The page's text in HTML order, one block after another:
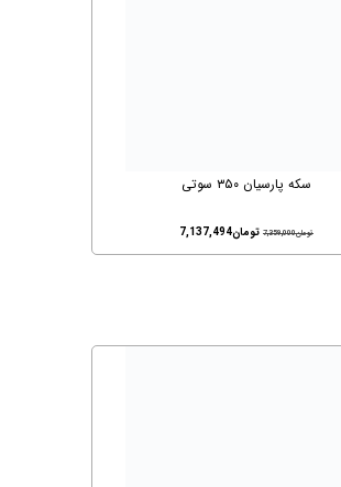
سکه پارسیان ۳۵۰ سوتی
تومان7,359,000 تومان7,137,494